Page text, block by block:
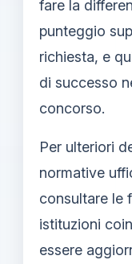
fare la
punteggio
richiesta, e
di successo
concorso.
Per ulteriori
normative
consultare le
istituzioni
essere